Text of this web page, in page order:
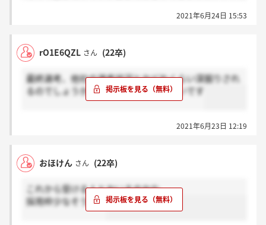
2021年6月24日 15:53
rO1E6QZL さん (22卒)
最終選考、他社の選考状況とかどれくらい深掘りされ
るのでしょうか、、、めちゃくちゃ怖いです
2021年6月23日 12:19
おほけん さん (22卒)
これから受ける人とかいるのかな、、
採用枠少なそう、、